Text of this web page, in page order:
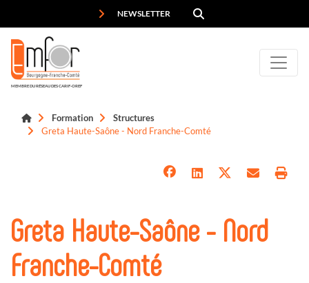
NEWSLETTER
MEMBRE DU RÉSEAU DES CARIF-OREF
Formation
Structures
Greta Haute-Saône - Nord Franche-Comté
Greta Haute-Saône - Nord
Franche-Comté
Panneau de gestion des cookies